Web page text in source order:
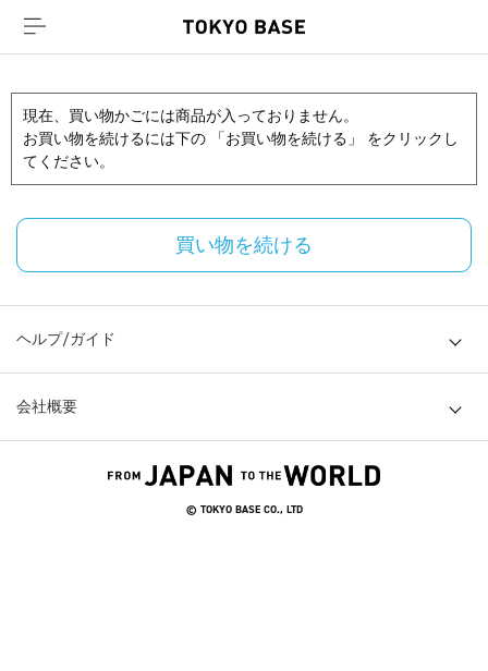
現在、買い物かごには商品が入っておりません。
お買い物を続けるには下の 「お買い物を続ける」 をクリックし
てください。
買い物を続ける
ヘルプ/ガイド
会社概要
© TOKYO BASE CO., LTD